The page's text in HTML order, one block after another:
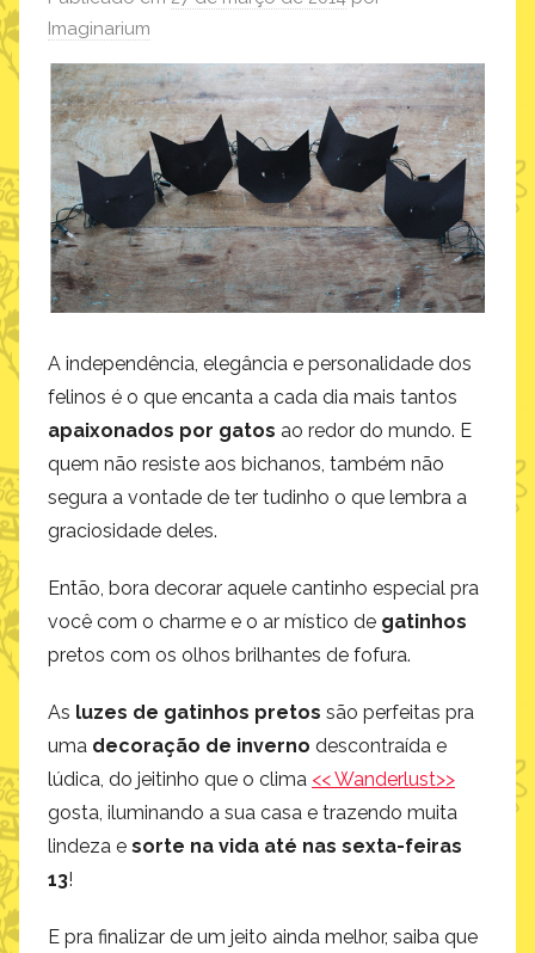
Imaginarium
A independência, elegância e personalidade dos
felinos é o que encanta a cada dia mais tantos
apaixonados por gatos ao redor do mundo. E
quem não resiste aos bichanos, também não
segura a vontade de ter tudinho o que lembra a
graciosidade deles.
Então, bora decorar aquele cantinho especial pra
você com o charme e o ar místico de gatinhos
pretos com os olhos brilhantes de fofura.
As luzes de gatinhos pretos são perfeitas pra
uma decoração de inverno descontraída e
lúdica, do jeitinho que o clima << Wanderlust>>
gosta, iluminando a sua casa e trazendo muita
lindeza e sorte na vida até nas sexta-feiras
13!
E pra finalizar de um jeito ainda melhor, saiba que